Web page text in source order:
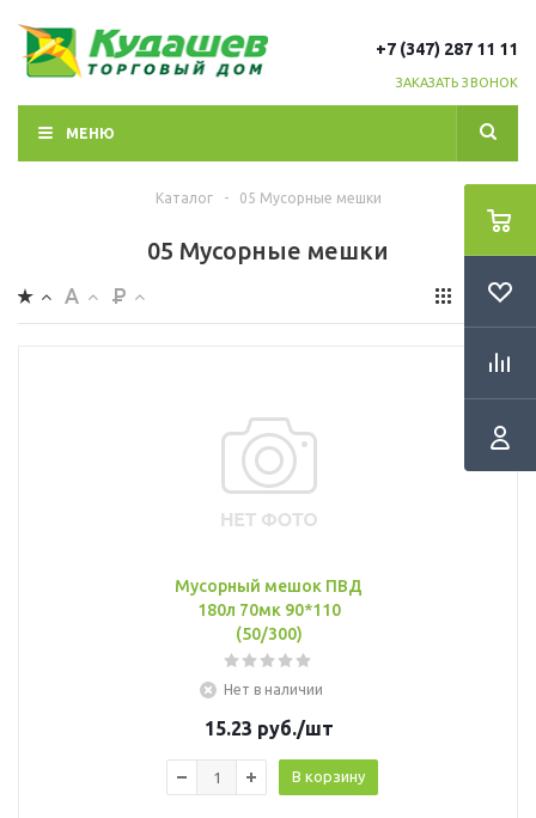
+7 (347) 287 11 11
ЗАКАЗАТЬ ЗВОНОК
МЕНЮ
Каталог - 05 Мусорные мешки
05 Мусорные мешки
Мусорный мешок ПВД
180л 70мк 90*110
(50/300)
Нет в наличии
15.23 руб./шт
В корзину